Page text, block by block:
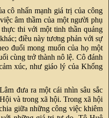
cô nhấn mạnh giá trị của công
âm thầm của một người phụ
thi với một tinh thần quảng
điều này tương phản với sự
đuổi mong muốn của họ một
cùng trở thành nô lệ. Cô đánh
xúc, như giáo lý của Khổng
đưa ra một cái nhìn sâu sắc
và trong xã hội. Trong xã hội
giữa những công việc khiêm